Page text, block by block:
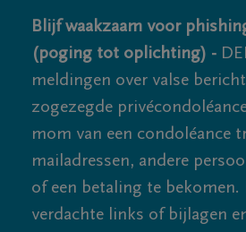
Blijf waakzaam voor
(poging tot oplichting) -
meldingen over valse
zogezegde
mom van een condoléance
mailadressen, andere
of een betaling te bekomen.
verdachte links of bijlagen